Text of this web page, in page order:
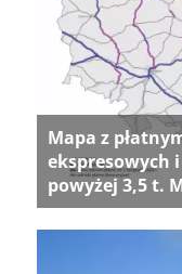
Mapa z
ekspresowych
powyżej 3,5 t.